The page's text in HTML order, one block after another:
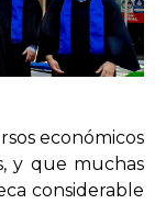
económicos
y que muchas
considerable